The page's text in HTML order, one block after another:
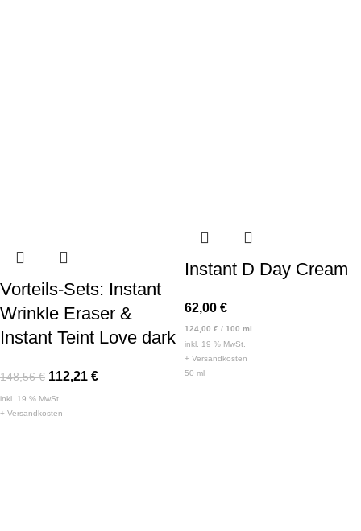
Vorteils-Sets: Instant
Wrinkle Eraser &
Instant Teint Love dark
148,56€ 112,21 €
inkl. 19 % MwSt.
+ Versandkosten
Instant D Day Cream
62,00 €
124,00 € / 100 ml
inkl. 19 % MwSt.
+ Versandkosten
50 ml